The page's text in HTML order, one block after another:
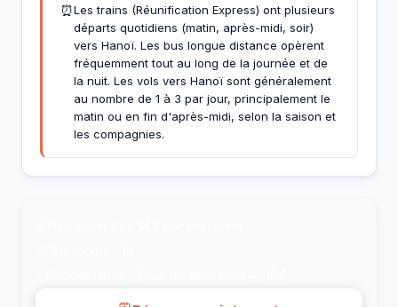
⏰Les trains (Réunification Express) ont plusieurs
départs quotidiens (matin, après-midi, soir)
vers Hanoï. Les bus longue distance opèrent
fréquemment tout au long de la journée et de
la nuit. Les vols vers Hanoï sont généralement
au nombre de 1 à 3 par jour, principalement le
matin ou en fin d'après-midi, selon la saison et
les compagnies.